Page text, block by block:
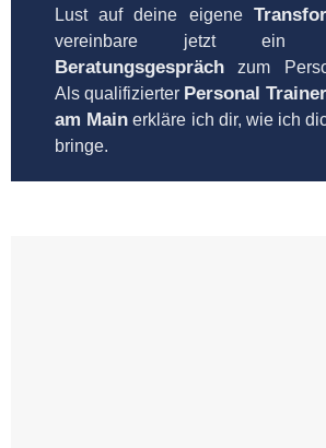
Lust auf deine eigene
vereinbare jetzt ein
Beratungsgespräch zum
Als qualifizierter Personal
am Main erkläre ich dir, wie ich
bringe.